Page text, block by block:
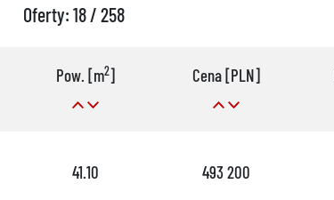
Oferty: 18 / 258
Pow. [m2] Cena [PLN]
41.10 493 200